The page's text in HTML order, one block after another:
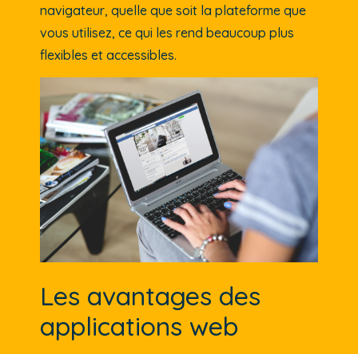
navigateur, quelle que soit la plateforme que
vous utilisez, ce qui les rend beaucoup plus
flexibles et accessibles.
Les avantages des
applications web